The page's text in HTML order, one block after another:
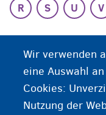
R
S U V
Lohn ist
Wir verwenden
eine Auswahl
Cookies:
Nutzung der